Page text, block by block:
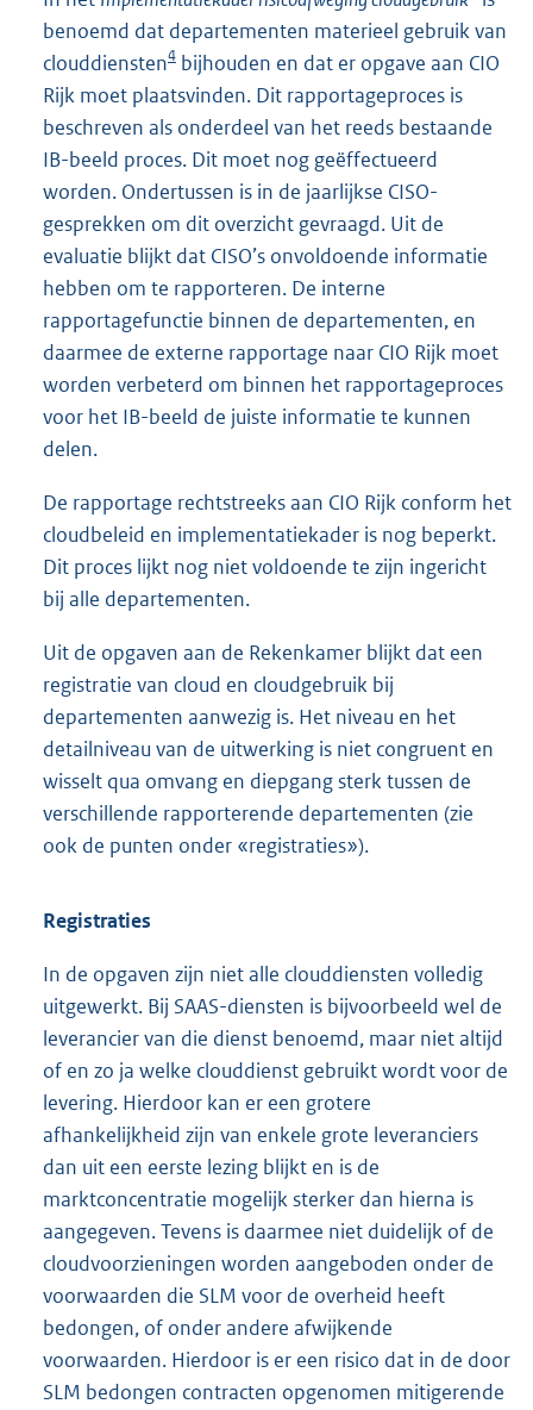
benoemd dat departementen materieel gebruik van
clouddiensten4 bijhouden en dat er opgave aan CIO
Rijk moet plaatsvinden. Dit rapportageproces is
beschreven als onderdeel van het reeds bestaande
IB-beeld proces. Dit moet nog geëffectueerd
worden. Ondertussen is in de jaarlijkse CISO-
gesprekken om dit overzicht gevraagd. Uit de
evaluatie blijkt dat CISO’s onvoldoende informatie
hebben om te rapporteren. De interne
rapportagefunctie binnen de departementen, en
daarmee de externe rapportage naar CIO Rijk moet
worden verbeterd om binnen het rapportageproces
voor het IB-beeld de juiste informatie te kunnen
delen.
De rapportage rechtstreeks aan CIO Rijk conform het
cloudbeleid en implementatiekader is nog beperkt.
Dit proces lijkt nog niet voldoende te zijn ingericht
bij alle departementen.
Uit de opgaven aan de Rekenkamer blijkt dat een
registratie van cloud en cloudgebruik bij
departementen aanwezig is. Het niveau en het
detailniveau van de uitwerking is niet congruent en
wisselt qua omvang en diepgang sterk tussen de
verschillende rapporterende departementen (zie
ook de punten onder «registraties»).
Registraties
In de opgaven zijn niet alle clouddiensten volledig
uitgewerkt. Bij SAAS-diensten is bijvoorbeeld wel de
leverancier van die dienst benoemd, maar niet altijd
of en zo ja welke clouddienst gebruikt wordt voor de
levering. Hierdoor kan er een grotere
afhankelijkheid zijn van enkele grote leveranciers
dan uit een eerste lezing blijkt en is de
marktconcentratie mogelijk sterker dan hierna is
aangegeven. Tevens is daarmee niet duidelijk of de
cloudvoorzieningen worden aangeboden onder de
voorwaarden die SLM voor de overheid heeft
bedongen, of onder andere afwijkende
voorwaarden. Hierdoor is er een risico dat in de door
SLM bedongen contracten opgenomen mitigerende